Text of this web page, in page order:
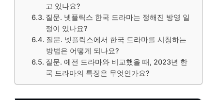
고 있나요?
질문. 넷플릭스 한국 드라마는 정해진 방영 일
정이 있나요?
질문. 넷플릭스에서 한국 드라마를 시청하는
방법은 어떻게 되나요?
질문. 예전 드라마와 비교했을 때, 2023년 한
국 드라마의 특징은 무엇인가요?